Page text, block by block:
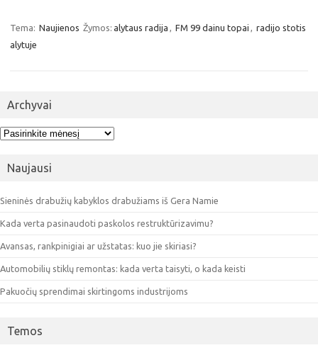
Tema: Naujienos Žymos: alytaus radija , FM 99 dainu topai , radijo stotis
alytuje
Archyvai
Archyvai
Naujausi
Sieninės drabužių kabyklos drabužiams iš Gera Namie
Kada verta pasinaudoti paskolos restruktūrizavimu?
Avansas, rankpinigiai ar užstatas: kuo jie skiriasi?
Automobilių stiklų remontas: kada verta taisyti, o kada keisti
Pakuočių sprendimai skirtingoms industrijoms
Temos